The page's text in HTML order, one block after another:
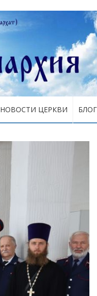
НОВОСТИ ЦЕРКВИ БЛОГ